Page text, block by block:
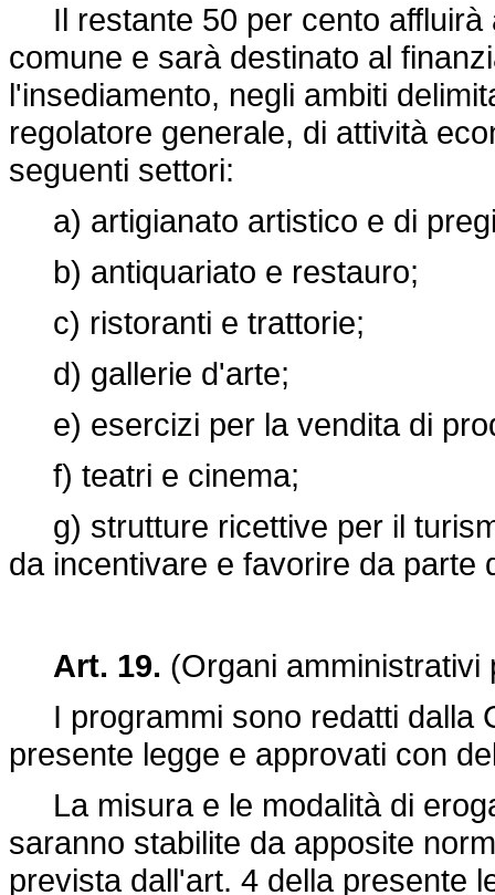
Il restante 50 per cento affluirà
comune e sarà destinato al
l'insediamento, negli ambiti
regolatore generale, di attività
seguenti settori:
a) artigianato artistico e di
b) antiquariato e restauro;
c) ristoranti e trattorie;
d) gallerie d'arte;
e) esercizi per la vendita di
f) teatri e cinema;
g) strutture ricettive per il
da incentivare e favorire da parte
Art. 19. (Organi amministrativi
I programmi sono redatti dalla
presente legge e approvati con
La misura e le modalità di
saranno stabilite da apposite
prevista dall'art. 4 della presente